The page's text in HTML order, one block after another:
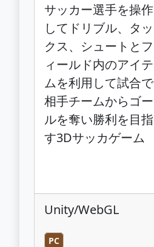
サッカー選手を操作
してドリブル、タッ
クス、シュートとフ
ィールド内のアイテ
ムを利用して試合で
相手チームからゴー
ルを奪い勝利を目指
す3Dサッカゲーム
Unity/WebGL
PC